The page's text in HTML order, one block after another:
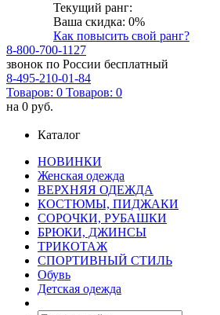
Текущий ранг:
Ваша скидка: 0%
Как повысить свой ранг?
8-800-700-1127
звонок по России бесплатный
8-495-210-01-84
Товаров: 0 Товаров: 0
на 0 руб.
Каталог
НОВИНКИ
Женская одежда
ВЕРХНЯЯ ОДЕЖДА
КОСТЮМЫ, ПИДЖАКИ
СОРОЧКИ, РУБАШКИ
БРЮКИ, ДЖИНСЫ
ТРИКОТАЖ
СПОРТИВНЫЙ СТИЛЬ
Обувь
Детская одежда